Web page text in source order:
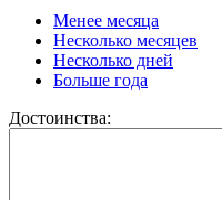
Менее месяца
Несколько месяцев
Несколько дней
Больше года
Достоинства: